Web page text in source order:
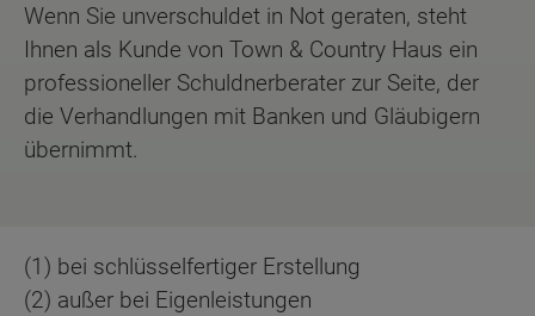
Wenn Sie unverschuldet in Not geraten, steht
Ihnen als Kunde von Town & Country Haus ein
professioneller Schuldnerberater zur Seite, der
die Verhandlungen mit Banken und Gläubigern
übernimmt.
(1) bei schlüsselfertiger Erstellung
(2) außer bei Eigenleistungen